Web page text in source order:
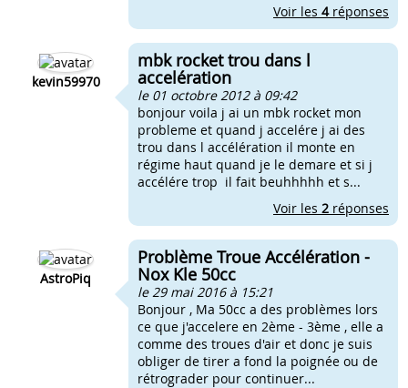
Voir les 4réponses
kevin59970
mbk rocket trou dans l
accelération
le 01 octobre 2012 à 09:42
bonjour voila j ai un mbk rocket mon
probleme et quand j accelére j ai des
trou dans l accélération il monte en
régime haut quand je le demare et si j
accélére trop il fait beuhhhhh et s...
Voir les 2 réponses
AstroPiq
Problème Troue Accélération -
Nox Kle 50cc
le 29 mai 2016 à 15:21
Bonjour , Ma 50cc a des problèmes lors
ce que j'accelere en 2ème - 3ème , elle a
comme des troues d'air et donc je suis
obliger de tirer a fond la poignée ou de
rétrograder pour continuer...